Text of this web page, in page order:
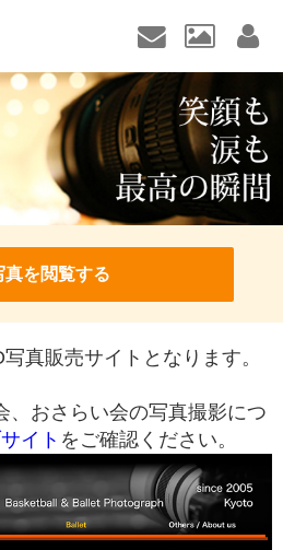
真を閲覧する
真販売サイトとなります。
、おさらい会の写真撮影につ
イト をご確認ください。